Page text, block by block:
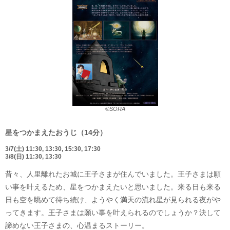
©SORA
星をつかまえたおうじ（14分）
3/7(土) 11:30, 13:30, 15:30, 17:30
3/8(日) 11:30, 13:30
昔々、人里離れたお城に王子さまが住んでいました。王子さまは願
い事を叶えるため、星をつかまえたいと思いました。来る日も来る
日も空を眺めて待ち続け、ようやく満天の流れ星が見られる夜がや
ってきます。王子さまは願い事を叶えられるのでしょうか？決して
諦めない王子さまの、心温まるストーリー。